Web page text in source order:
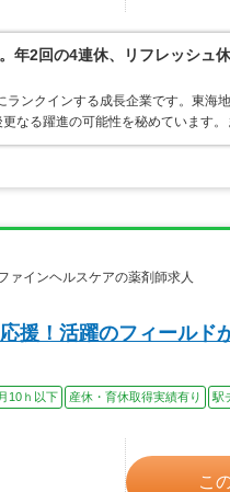
年2回の4連休、リフレッシュ
ンクインする成長企業です。東海
なる躍進の可能性を秘めています
インヘルスケアの薬剤師求人
援！活躍のフィールド
10ｈ以下 産休・育休取得実績有り 駅
こ